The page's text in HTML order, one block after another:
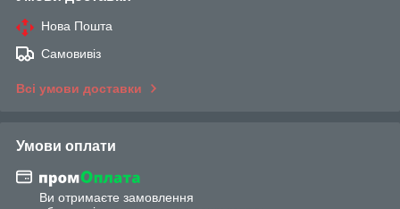
Нова Пошта
Самовивіз
Всі умови доставки
Умови оплати
Ви отримаєте замовлення